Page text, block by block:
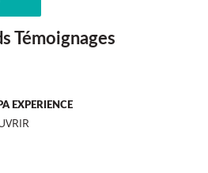
Témoignages
EXPERIENCE